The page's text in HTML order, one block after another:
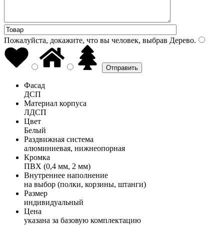
Пожалуйста, докажите, что вы человек, выбрав Дерево.
Фасад
ДСП
Материал корпуса
ЛДСП
Цвет
Белый
Раздвижная система
алюминиевая, нижнеопорная
Кромка
ПВХ (0,4 мм, 2 мм)
Внутреннее наполнение
на выбор (полки, корзины, штанги)
Размер
индивидуальный
Цена
указана за базовую комплектацию